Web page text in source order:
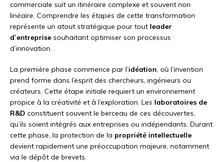
commerciale suit un itinéraire complexe et souvent non
linéaire. Comprendre les étapes de cette transformation
représente un atout stratégique pour tout leader
d’entreprise souhaitant optimiser son processus
d’innovation.
La première phase commence par l’idéation, où l’invention
prend forme dans l’esprit des chercheurs, ingénieurs ou
créateurs. Cette étape initiale requiert un environnement
propice à la créativité et à l’exploration. Les laboratoires de
R&D constituent souvent le berceau de ces découvertes,
qu’ils soient intégrés aux entreprises ou indépendants. Durant
cette phase, la protection de la propriété intellectuelle
devient rapidement une préoccupation majeure, notamment
via le dépôt de brevets.